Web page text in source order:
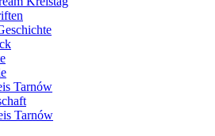
Tarnów
Tarnów